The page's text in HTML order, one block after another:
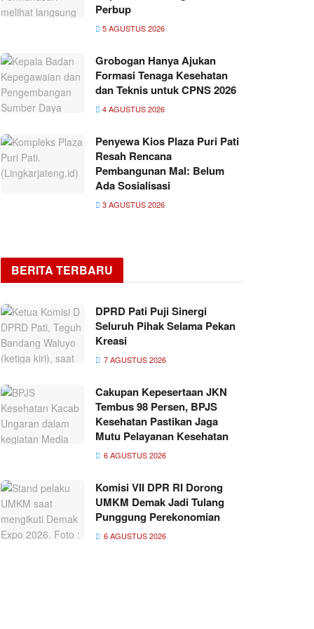
Perbup
5 AGUSTUS 2026
Grobogan Hanya Ajukan
Formasi Tenaga Kesehatan
dan Teknis untuk CPNS 2026
4 AGUSTUS 2026
Penyewa Kios Plaza Puri Pati
Resah Rencana
Pembangunan Mal: Belum
Ada Sosialisasi
3 AGUSTUS 2026
BERITA TERBARU
DPRD Pati Puji Sinergi
Seluruh Pihak Selama Pekan
Kreasi
7 AGUSTUS 2026
Cakupan Kepesertaan JKN
Tembus 98 Persen, BPJS
Kesehatan Pastikan Jaga
Mutu Pelayanan Kesehatan
6 AGUSTUS 2026
Komisi VII DPR RI Dorong
UMKM Demak Jadi Tulang
Punggung Perekonomian
6 AGUSTUS 2026